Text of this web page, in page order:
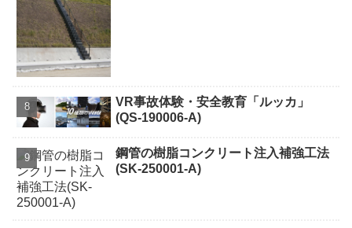
VR事故体験・安全教育「ルッカ」
(QS-190006-A)
鋼管の樹脂コンクリート注入補強工法
(SK-250001-A)